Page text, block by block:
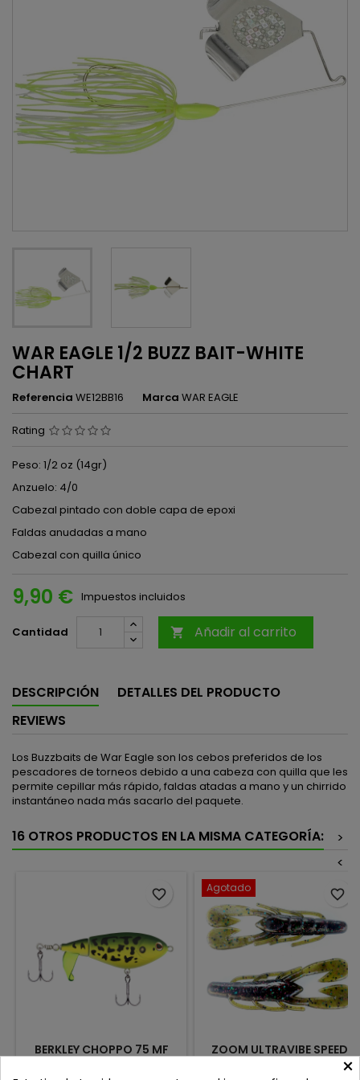
WAR EAGLE 1/2 BUZZ BAIT-WHITE
CHART
Referencia WE12BB16 Marca WAR EAGLE
Rating
Peso: 1/2 oz (14gr)
Anzuelo: 4/0
Cabezal pintado con doble capa de epoxi
Faldas anudadas a mano
Cabezal con quilla único
9,90 € Impuestos incluidos
Cantidad  Añadir al carrito
DESCRIPCIÓN
DETALLES DEL PRODUCTO
REVIEWS
Los Buzzbaits de War Eagle son los cebos preferidos de los
pescadores de torneos debido a una cabeza con quilla que les
permite cepillar más rápido, faldas atadas a mano y un chirrido
instantáneo nada más sacarlo del paquete.
16 OTROS PRODUCTOS EN LA MISMA CATEGORÍA:
>
<
BERKLEY CHOPPO 75 MF
FROG
favorite_border Agotado
ZOOM ULTRAVIBE SPEED
CRAW 3.5" TILAPIA
favorite_border
×